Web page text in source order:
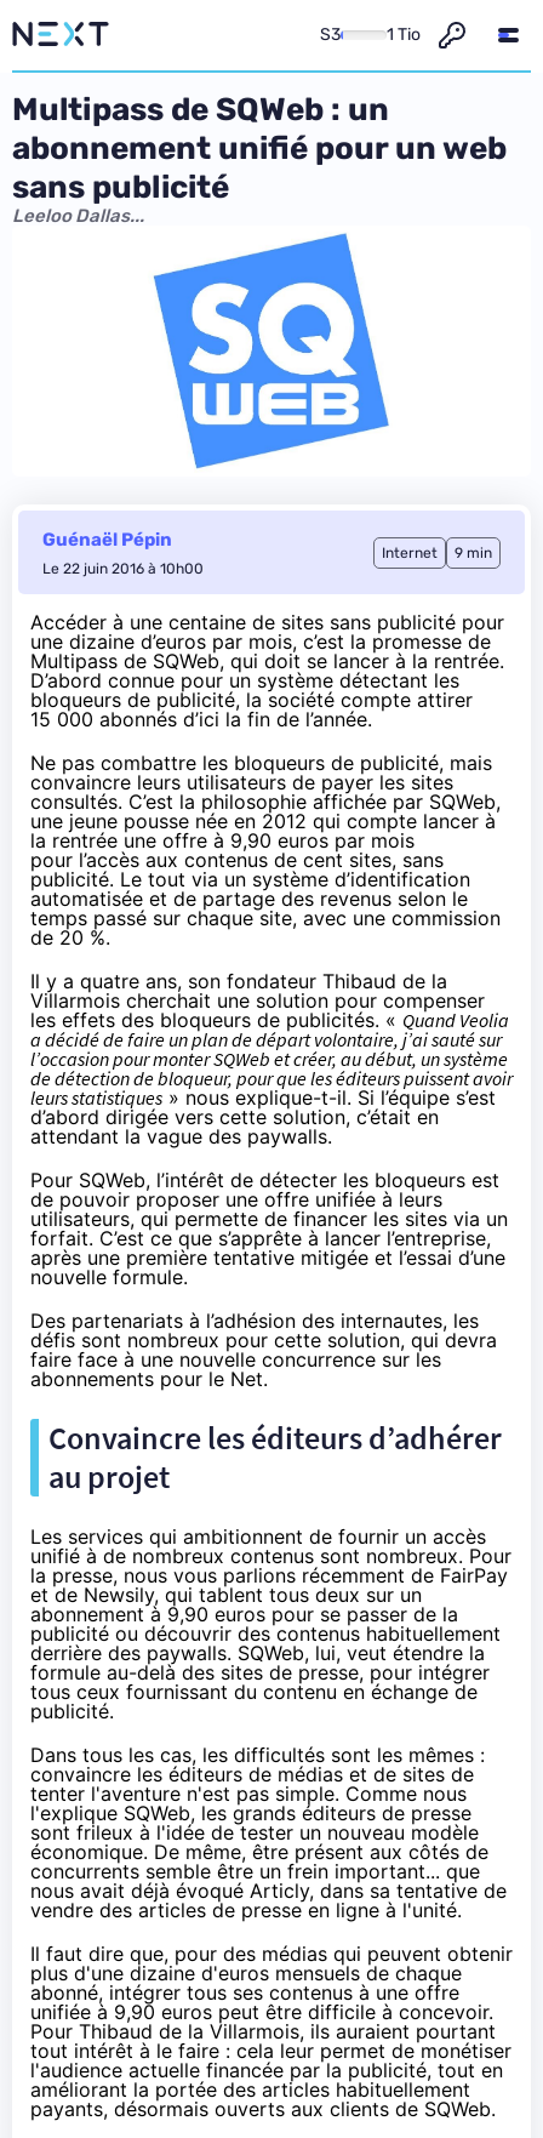
S3 1 Tio
Multipass de SQWeb : un
abonnement unifié pour un web
sans publicité
Leeloo Dallas...
Guénaël Pépin
Le 22 juin 2016 à 10h00
Internet 9 min
Accéder à une centaine de sites sans publicité pour
une dizaine d’euros par mois, c’est la promesse de
Multipass de SQWeb, qui doit se lancer à la rentrée.
D’abord connue pour un système détectant les
bloqueurs de publicité, la société compte attirer
15 000 abonnés d’ici la fin de l’année.
Ne pas combattre les bloqueurs de publicité, mais
convaincre leurs utilisateurs de payer les sites
consultés. C’est la philosophie affichée par SQWeb,
une jeune pousse née en 2012 qui compte lancer à
la rentrée une offre à 9,90 euros par mois
pour l’accès aux contenus de cent sites, sans
publicité. Le tout via un système d’identification
automatisée et de partage des revenus selon le
temps passé sur chaque site, avec une commission
de 20 %.
Il y a quatre ans, son fondateur Thibaud de la
Villarmois cherchait une solution pour compenser
les effets des bloqueurs de publicités. « Quand Veolia
a décidé de faire un plan de départ volontaire, j’ai sauté sur
l’occasion pour monter SQWeb et créer, au début, un système
de détection de bloqueur, pour que les éditeurs puissent avoir
leurs statistiques » nous explique-t-il. Si l’équipe s’est
d’abord dirigée vers cette solution, c’était en
attendant la vague des paywalls.
Pour SQWeb, l’intérêt de détecter les bloqueurs est
de pouvoir proposer une offre unifiée à leurs
utilisateurs, qui permette de financer les sites via un
forfait. C’est ce que s’apprête à lancer l’entreprise,
après une première tentative mitigée et l’essai d’une
nouvelle formule.
Des partenariats à l’adhésion des internautes, les
défis sont nombreux pour cette solution, qui devra
faire face à une nouvelle concurrence sur les
abonnements pour le Net.
Convaincre les éditeurs d’adhérer
au projet
Les services qui ambitionnent de fournir un accès
unifié à de nombreux contenus sont nombreux. Pour
la presse, nous vous parlions récemment de FairPay
et de Newsily, qui tablent tous deux sur un
abonnement à 9,90 euros pour se passer de la
publicité ou découvrir des contenus habituellement
derrière des paywalls. SQWeb, lui, veut étendre la
formule au-delà des sites de presse, pour intégrer
tous ceux fournissant du contenu en échange de
publicité.
Dans tous les cas, les difficultés sont les mêmes :
convaincre les éditeurs de médias et de sites de
tenter l'aventure n'est pas simple. Comme nous
l'explique SQWeb, les grands éditeurs de presse
sont frileux à l'idée de tester un nouveau modèle
économique. De même, être présent aux côtés de
concurrents semble être un frein important... que
nous avait déjà évoqué Articly, dans sa tentative de
vendre des articles de presse en ligne à l'unité.
Il faut dire que, pour des médias qui peuvent obtenir
plus d'une dizaine d'euros mensuels de chaque
abonné, intégrer tous ses contenus à une offre
unifiée à 9,90 euros peut être difficile à concevoir.
Pour Thibaud de la Villarmois, ils auraient pourtant
tout intérêt à le faire : cela leur permet de monétiser
l'audience actuelle financée par la publicité, tout en
améliorant la portée des articles habituellement
payants, désormais ouverts aux clients de SQWeb.